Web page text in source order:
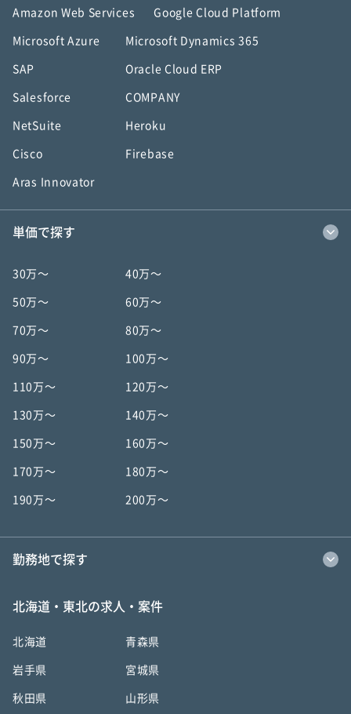
Amazon Web Services Google Cloud Platform
Microsoft Azure Microsoft Dynamics 365
SAP Oracle Cloud ERP
Salesforce COMPANY
NetSuite Heroku
Cisco Firebase
Aras Innovator
単価で探す
30万〜 40万〜
50万〜 60万〜
70万〜 80万〜
90万〜 100万〜
110万〜 120万〜
130万〜 140万〜
150万〜 160万〜
170万〜 180万〜
190万〜 200万〜
勤務地で探す
北海道・東北の求人・案件
北海道 青森県
岩手県 宮城県
秋田県 山形県